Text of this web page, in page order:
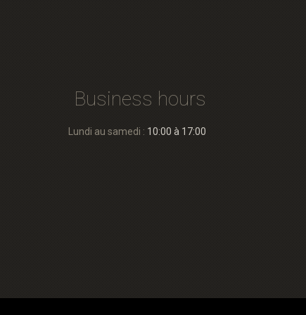
Business hours
Lundi au samedi : 10:00 à 17:00